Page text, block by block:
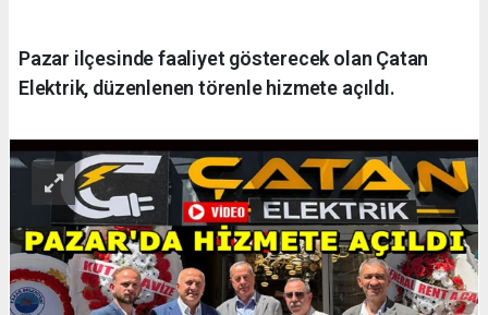
Pazar ilçesinde faaliyet gösterecek olan Çatan
Elektrik, düzenlenen törenle hizmete açıldı.